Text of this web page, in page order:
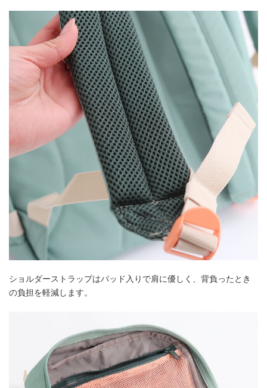
ショルダーストラップはパッド入りで肩に優しく、背負ったとき
の負担を軽減します。